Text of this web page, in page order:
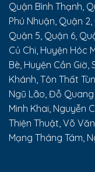
Quận Bình Thạnh,
Phú Nhuận, Quận 2,
Quận 5, Quận 6,
Củ Chi, Huyện Hóc
Bè, Huyện Cần Giờ,
Khánh, Tôn Thất
Ngũ Lão, Đỗ
Minh Khai, Nguyễn
Thiện Thuật, Võ
Mạng Tháng Tám,